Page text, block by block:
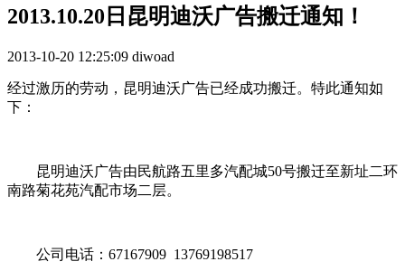
2013.10.20日昆明迪沃广告搬迁通知！
2013-10-20 12:25:09 diwoad
经过激历的劳动，昆明迪沃广告已经成功搬迁。特此通知如
下：
昆明迪沃广告由民航路五里多汽配城50号搬迁至新址二环
南路菊花苑汽配市场二层。
公司电话：67167909 13769198517